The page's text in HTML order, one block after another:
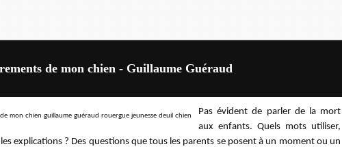
de mon chien - Guillaume Guéraud
Pas évident de parler de la mort
aux enfants. Quels mots utiliser,
explications ? Des questions que tous les parents se posent à un moment ou un